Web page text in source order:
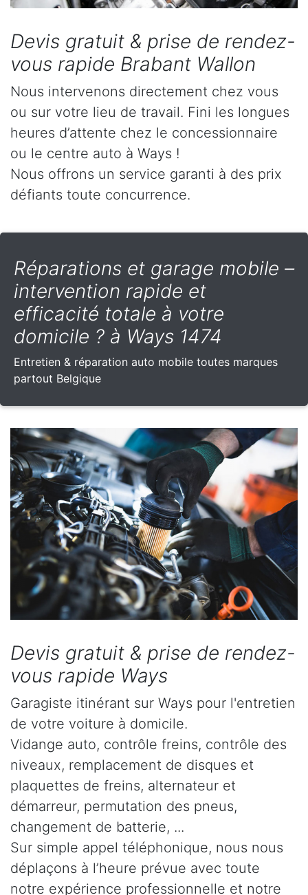
Devis gratuit & prise de rendez-
vous rapide Brabant Wallon
Nous intervenons directement chez vous
ou sur votre lieu de travail. Fini les longues
heures d’attente chez le concessionnaire
ou le centre auto à Ways !
Nous offrons un service garanti à des prix
défiants toute concurrence.
Réparations et garage mobile –
intervention rapide et
efficacité totale à votre
domicile ? à Ways 1474
Entretien & réparation auto mobile toutes marques
partout Belgique
Devis gratuit & prise de rendez-
vous rapide Ways
Garagiste itinérant sur Ways pour l'entretien
de votre voiture à domicile.
Vidange auto, contrôle freins, contrôle des
niveaux, remplacement de disques et
plaquettes de freins, alternateur et
démarreur, permutation des pneus,
changement de batterie, ...
Sur simple appel téléphonique, nous nous
déplaçons à l’heure prévue avec toute
notre expérience professionnelle et notre